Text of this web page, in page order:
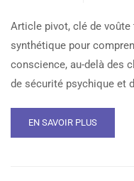
Article pivot, clé de
synthétique pour
conscience, au-delà des
de sécurité psychique et
EN SAVOIR PLUS